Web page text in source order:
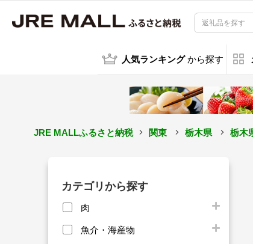
人気ランキング から探す
JRE MALLふるさと納税 関東 栃木県 栃木
カテゴリから探す
肉
魚介・海産物